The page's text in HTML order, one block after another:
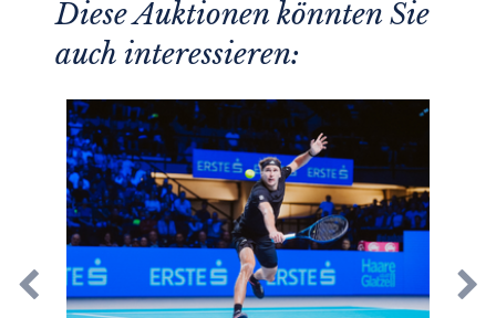
Diese Auktionen könnten Sie
auch interessieren: